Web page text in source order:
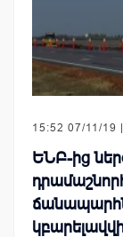
15:52 07/11/19 |
ԵՆԲ-ից